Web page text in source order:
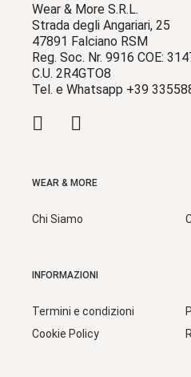
Wear & More S.R.L.
Strada degli Angariari, 25
47891 Falciano RSM
Reg. Soc. Nr. 9916 COE:
C.U. 2R4GTO8
Tel. e Whatsapp +39
WEAR & MORE
Chi Siamo
INFORMAZIONI
Termini e condizioni
Cookie Policy